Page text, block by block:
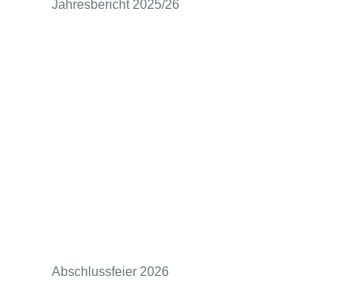
Jahresbericht 2025/26
Abschlussfeier 2026